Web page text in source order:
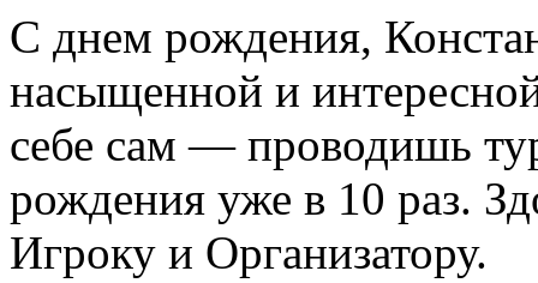
С днем рождения,
насыщенной и
себе сам — проводишь
рождения уже в 10 раз.
Игроку и Организатору.